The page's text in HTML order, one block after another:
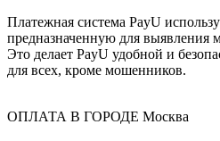
Платежная система PayU
предназначенную для выявления
Это делает PayU удобной и
для всех, кроме мошенников.
ОПЛАТА В ГОРОДЕ Москва